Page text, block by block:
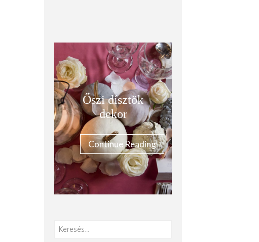
Őszi dísztök
dekor
Continue Reading
Keresés: